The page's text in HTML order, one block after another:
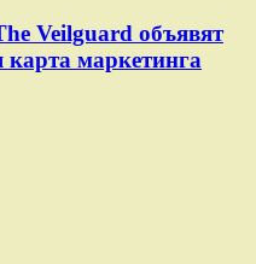
Veilguard объявят
карта маркетинга